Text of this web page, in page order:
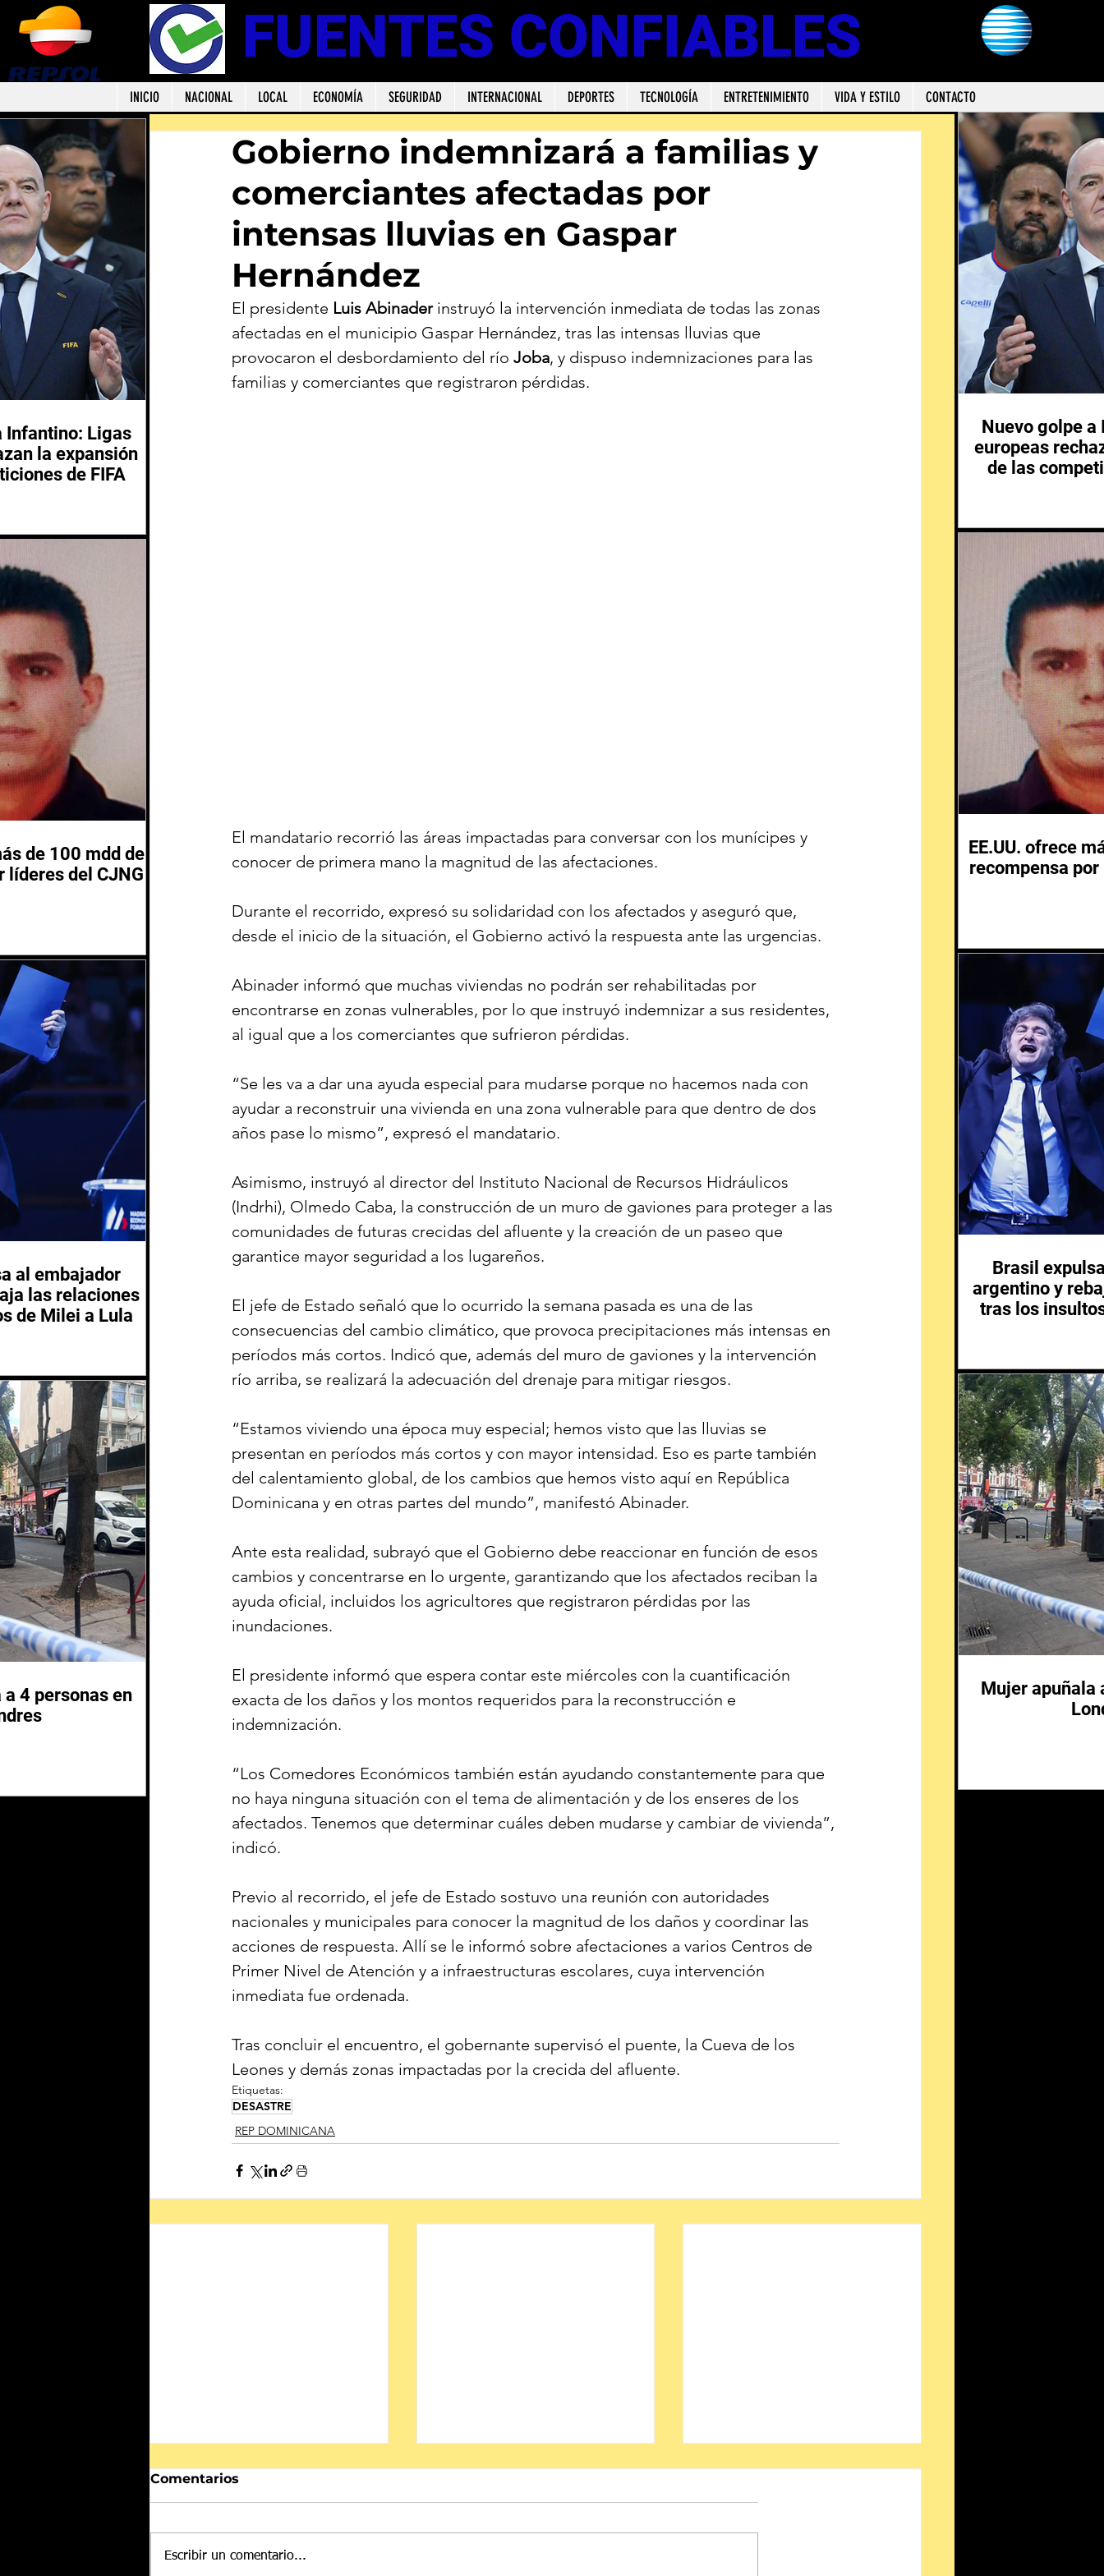
FUENTES CONFIABLES
INICIO NACIONAL LOCAL ECONOMÍA SEGURIDAD INTERNACIONAL DEPORTES TECNOLOGÍA ENTRETENIMIENTO VIDA Y ESTILO CONTACTO
Gobierno indemnizará a familias y
comerciantes afectadas por
intensas lluvias en Gaspar
Hernández
El presidente Luis Abinader instruyó la intervención inmediata de todas las zonas
afectadas en el municipio Gaspar Hernández, tras las intensas lluvias que
provocaron el desbordamiento del río Joba, y dispuso indemnizaciones para las
familias y comerciantes que registraron pérdidas.
El mandatario recorrió las áreas impactadas para conversar con los munícipes y
conocer de primera mano la magnitud de las afectaciones.
Durante el recorrido, expresó su solidaridad con los afectados y aseguró que,
desde el inicio de la situación, el Gobierno activó la respuesta ante las urgencias.
Abinader informó que muchas viviendas no podrán ser rehabilitadas por
encontrarse en zonas vulnerables, por lo que instruyó indemnizar a sus residentes,
al igual que a los comerciantes que sufrieron pérdidas.
“Se les va a dar una ayuda especial para mudarse porque no hacemos nada con
ayudar a reconstruir una vivienda en una zona vulnerable para que dentro de dos
años pase lo mismo”, expresó el mandatario.
Asimismo, instruyó al director del Instituto Nacional de Recursos Hidráulicos
(Indrhi), Olmedo Caba, la construcción de un muro de gaviones para proteger a las
comunidades de futuras crecidas del afluente y la creación de un paseo que
garantice mayor seguridad a los lugareños.
El jefe de Estado señaló que lo ocurrido la semana pasada es una de las
consecuencias del cambio climático, que provoca precipitaciones más intensas en
períodos más cortos. Indicó que, además del muro de gaviones y la intervención
río arriba, se realizará la adecuación del drenaje para mitigar riesgos.
“Estamos viviendo una época muy especial; hemos visto que las lluvias se
presentan en períodos más cortos y con mayor intensidad. Eso es parte también
del calentamiento global, de los cambios que hemos visto aquí en República
Dominicana y en otras partes del mundo”, manifestó Abinader.
Ante esta realidad, subrayó que el Gobierno debe reaccionar en función de esos
cambios y concentrarse en lo urgente, garantizando que los afectados reciban la
ayuda oficial, incluidos los agricultores que registraron pérdidas por las
inundaciones.
El presidente informó que espera contar este miércoles con la cuantificación
exacta de los daños y los montos requeridos para la reconstrucción e
indemnización.
“Los Comedores Económicos también están ayudando constantemente para que
no haya ninguna situación con el tema de alimentación y de los enseres de los
afectados. Tenemos que determinar cuáles deben mudarse y cambiar de vivienda”,
indicó.
Previo al recorrido, el jefe de Estado sostuvo una reunión con autoridades
nacionales y municipales para conocer la magnitud de los daños y coordinar las
acciones de respuesta. Allí se le informó sobre afectaciones a varios Centros de
Primer Nivel de Atención y a infraestructuras escolares, cuya intervención
inmediata fue ordenada.
Tras concluir el encuentro, el gobernante supervisó el puente, la Cueva de los
Leones y demás zonas impactadas por la crecida del afluente.
Etiquetas:
DESASTRE
REP DOMINICANA
Comentarios
Escribir un comentario...
Infantino: Ligas
la expansión
de FIFA
de 100 mdd de
líderes del CJNG
al embajador
las relaciones
de Milei a Lula
4 personas en
Nuevo golpe
europeas
de las
EE.UU. ofrece
recompensa
Brasil
argentino y
tras los
Mujer apuñala